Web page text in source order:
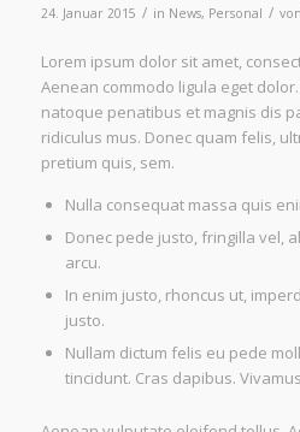
24. Januar 2015 / in News, Personal / von
Lorem ipsum dolor sit amet,
Aenean commodo ligula eget
natoque penatibus et magnis dis
ridiculus mus. Donec quam felis,
pretium quis, sem.
Nulla consequat massa quis
Donec pede justo, fringilla vel,
arcu.
In enim justo, rhoncus ut,
justo.
Nullam dictum felis eu pede
tincidunt. Cras dapibus.